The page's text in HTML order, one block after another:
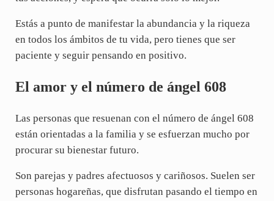
Estás a punto de manifestar la abundancia y la riqueza
en todos los ámbitos de tu vida, pero tienes que ser
paciente y seguir pensando en positivo.
El amor y el número de ángel 608
Las personas que resuenan con el número de ángel 608
están orientadas a la familia y se esfuerzan mucho por
procurar su bienestar futuro.
Son parejas y padres afectuosos y cariñosos. Suelen ser
personas hogareñas, que disfrutan pasando el tiempo en